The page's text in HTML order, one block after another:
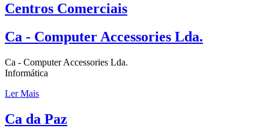
Centros Comerciais
Ca - Computer Accessories Lda.
Ca - Computer Accessories Lda.
Informática
Ler Mais
Ca da Paz